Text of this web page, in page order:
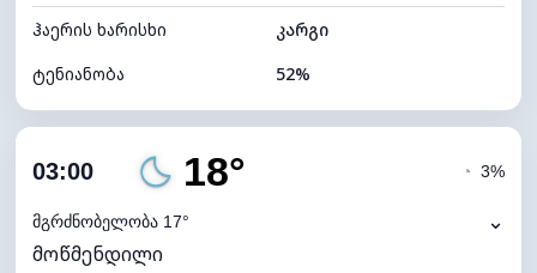
ჰაერის ხარისხი
კარგი
ტენიანობა
52%
ღრუბლიანობა
ნამის წერტილი
ხილვადობა
03:00 18°
მგრძნობელობა 17°
◔ 3%
⌄
მოწმენდილი